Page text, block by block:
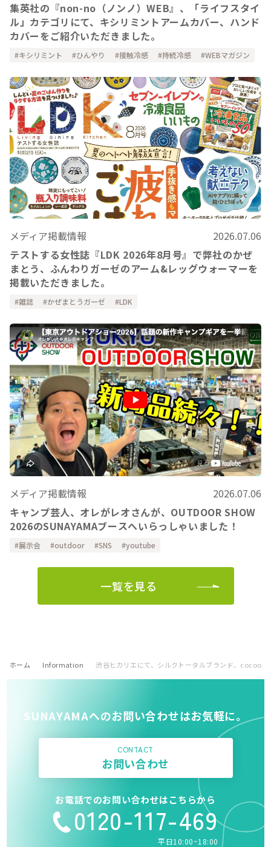
集英社の『non-no（ノンノ）WEB』、「ライフスタイ
ル」カテゴリにて、キシリミントアームカバー、ハンド
カバーをご紹介いただきました。
キシリミント ひんやり 接触冷感 持続冷感 WEBマガジン
メディア掲載情報
2026.07.06
テストする女性誌『LDK 2026年8月号』で弊社のかぜ
まとう、ふんわりガーゼのアーム&レッグウォーマーを
掲載いただきました。
雑誌 かぜまとうガーゼ LDK
メディア掲載情報
2026.07.06
キャンプ芸人、オレがレオさんが、OUTDOOR SHOW
2026のSUNAYAMAブースへいらっしゃいました！
展示会 outdoor SNS youtube
一覧を見る
ホーム Information 渋谷ヒカリエにて、シルクトータルブランド、
SUNAYAMAへのお問い合わせはお気軽に。
CONTACT
お問い合わせ
お電話でのお問い合わせはこちらから
0120-117-469
平日10:00~18:00